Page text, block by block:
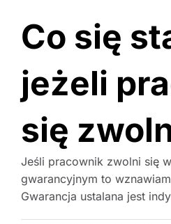
Co się
jeżeli
się
Jeśli pracownik zwolni się
gwarancyjnym to
Gwarancja ustalana jest